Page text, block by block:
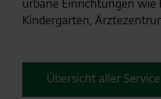
urbane Einrichtungen wie
Kindergarten,
Übersicht aller